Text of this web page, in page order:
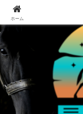
ホーム